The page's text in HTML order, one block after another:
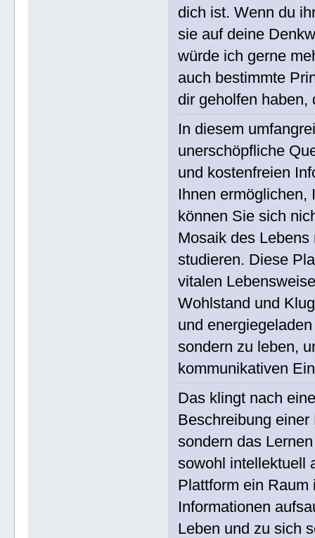
dich ist. Wenn du
sie auf deine
würde ich gerne
auch bestimmte
dir geholfen haben,
In diesem
unerschöpfliche
und kostenfreien
Ihnen ermöglichen,
können Sie sich
Mosaik des
studieren. Diese
vitalen
Wohlstand und
und
sondern zu leben,
kommunikativen
Das klingt nach
Beschreibung
sondern das
sowohl intellektuell
Plattform ein Raum
Informationen
Leben und zu sich